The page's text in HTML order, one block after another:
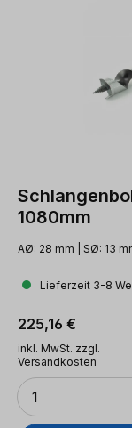
1080mm
AØ: 28 mm | SØ: 13
Lieferzeit 3-8
Regulärer Preis:
225,16 €
inkl. MwSt. zzgl.
Versandkosten
Anzahl
1